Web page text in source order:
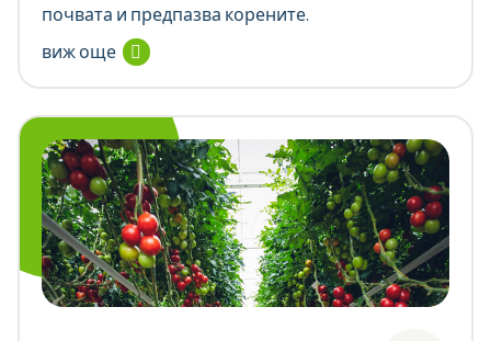
почвата и предпазва корените.
виж още